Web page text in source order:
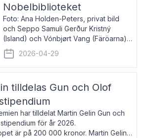
Nobelbiblioteket
Foto: Ana Holden-Peters, privat bild
och Seppo Samuli Gerður Kristný
(Island) och Vónbjørt Vang (Färöarna)
läser ur sina verk och samtalar med
John Swedenmark. De läser upp på
färöiska, isländska och svenska och
2026-04-29
tilldelas Gun och Olof
har tilldelat Martin Gelin Gun och
för år 2026.
är på 200 000 kronor. Martin Gelin,